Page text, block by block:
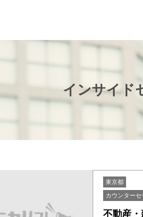
インサイド
東京都
カウンターセ
不動産